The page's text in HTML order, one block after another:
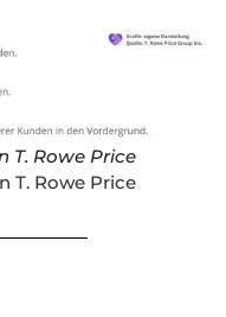
T. Rowe Price
T. Rowe Price